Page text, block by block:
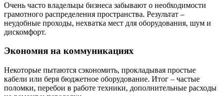
Очень часто владельцы бизнеса забывают о необходимости
грамотного распределения пространства. Результат –
неудобные проходы, нехватка мест для оборудования, шум и
дискомфорт.
Экономия на коммуникациях
Некоторые пытаются сэкономить, прокладывая простые
кабели или беря бюджетное оборудование. Итог – частые
поломки, перебои в работе техники, дополнительные расходы